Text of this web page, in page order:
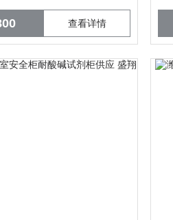
查看详情